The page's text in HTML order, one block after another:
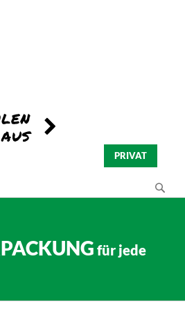
PRIVAT
für jede